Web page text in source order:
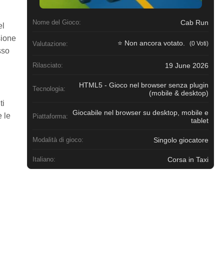
le
Nome del Gioco: Cab Run
Valutazione: ⭐ Non ancora votato. (0 Voti)
Rilasciato: 19 June 2026
Tecnologia:
HTML5 - Gioco nel browser senza plugin
(mobile & desktop)
Piattaforma:
Giocabile nel browser su desktop, mobile e
tablet
Modalità di gioco: Singolo giocatore
Italiano: Corsa in Taxi